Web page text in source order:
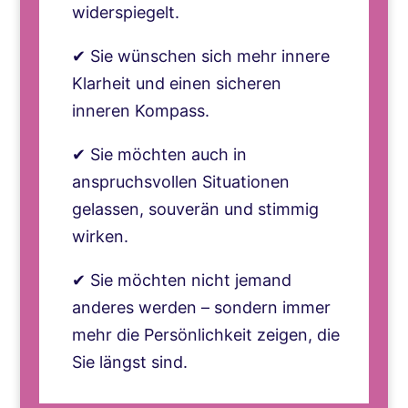
widerspiegelt.
✔ Sie wünschen sich mehr innere
Klarheit und einen sicheren
inneren Kompass.
✔ Sie möchten auch in
anspruchsvollen Situationen
gelassen, souverän und stimmig
wirken.
✔ Sie möchten nicht jemand
anderes werden – sondern immer
mehr die Persönlichkeit zeigen, die
Sie längst sind.